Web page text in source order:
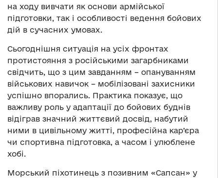
на ходу вивчати як основи армійської
підготовки, так і особливості ведення бойових
дій в сучасних умовах.
Сьогоднішня ситуація на усіх фронтах
протистояння з російськими загарбниками
свідчить, що з цим завданням – опануванням
військових навичок – мобілізовані захисники
успішно впорались. Практика показує, що
важливу роль у адаптації до бойових буднів
відіграв значний життєвий досвід, набутий
ними в цивільному житті, професійна кар’єра
чи спортивна підготовка, а часом і улюблене
хобі.
Морський піхотинець з позивним «Сапсан» у